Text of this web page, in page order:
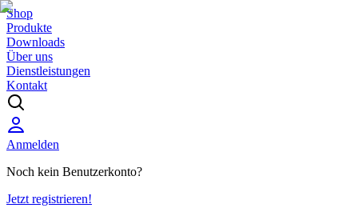
Shop
Produkte
Downloads
Über uns
Dienstleistungen
Kontakt
Anmelden
Noch kein Benutzerkonto?
Jetzt registrieren!